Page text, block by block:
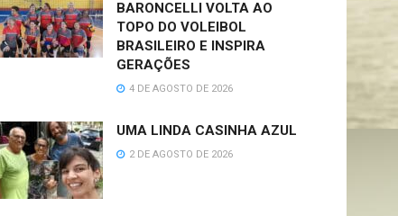
BARONCELLI VOLTA AO
TOPO DO VOLEIBOL
BRASILEIRO E INSPIRA
GERAÇÕES
4 DE AGOSTO DE 2026
UMA LINDA CASINHA AZUL
2 DE AGOSTO DE 2026